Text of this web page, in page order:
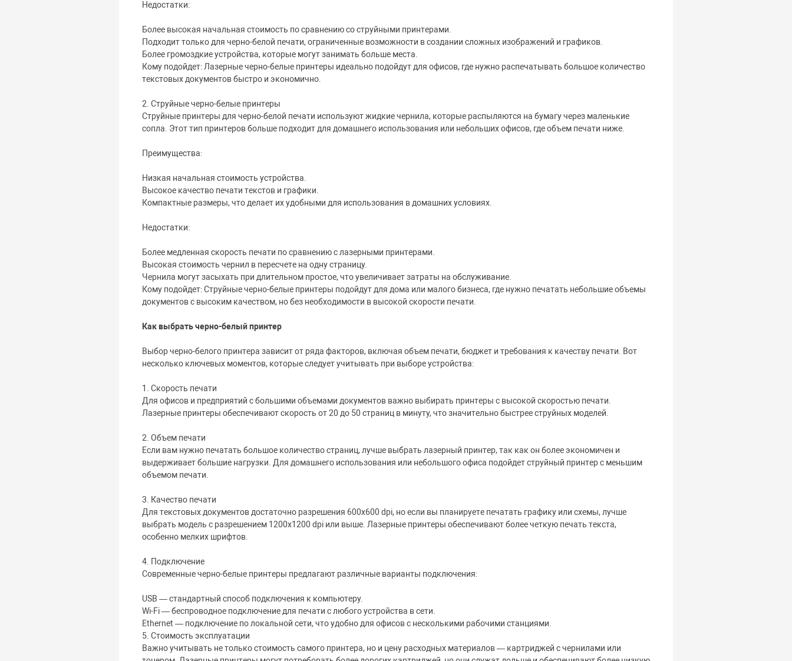
Недостатки:
Более высокая начальная стоимость по сравнению со струйными принтерами.
Подходит только для черно-белой печати, ограниченные возможности в создании сложных изображений и графиков.
Более громоздкие устройства, которые могут занимать больше места.
Кому подойдет: Лазерные черно-белые принтеры идеально подойдут для офисов, где нужно распечатывать большое количество
текстовых документов быстро и экономично.
2. Струйные черно-белые принтеры
Струйные принтеры для черно-белой печати используют жидкие чернила, которые распыляются на бумагу через маленькие
сопла. Этот тип принтеров больше подходит для домашнего использования или небольших офисов, где объем печати ниже.
Преимущества:
Низкая начальная стоимость устройства.
Высокое качество печати текстов и графики.
Компактные размеры, что делает их удобными для использования в домашних условиях.
Недостатки:
Более медленная скорость печати по сравнению с лазерными принтерами.
Высокая стоимость чернил в пересчете на одну страницу.
Чернила могут засыхать при длительном простое, что увеличивает затраты на обслуживание.
Кому подойдет: Струйные черно-белые принтеры подойдут для дома или малого бизнеса, где нужно печатать небольшие объемы
документов с высоким качеством, но без необходимости в высокой скорости печати.
Как выбрать черно-белый принтер
Выбор черно-белого принтера зависит от ряда факторов, включая объем печати, бюджет и требования к качеству печати. Вот
несколько ключевых моментов, которые следует учитывать при выборе устройства:
1. Скорость печати
Для офисов и предприятий с большими объемами документов важно выбирать принтеры с высокой скоростью печати.
Лазерные принтеры обеспечивают скорость от 20 до 50 страниц в минуту, что значительно быстрее струйных моделей.
2. Объем печати
Если вам нужно печатать большое количество страниц, лучше выбрать лазерный принтер, так как он более экономичен и
выдерживает большие нагрузки. Для домашнего использования или небольшого офиса подойдет струйный принтер с меньшим
объемом печати.
3. Качество печати
Для текстовых документов достаточно разрешения 600x600 dpi, но если вы планируете печатать графику или схемы, лучше
выбрать модель с разрешением 1200x1200 dpi или выше. Лазерные принтеры обеспечивают более четкую печать текста,
особенно мелких шрифтов.
4. Подключение
Современные черно-белые принтеры предлагают различные варианты подключения:
USB — стандартный способ подключения к компьютеру.
Wi-Fi — беспроводное подключение для печати с любого устройства в сети.
Ethernet — подключение по локальной сети, что удобно для офисов с несколькими рабочими станциями.
5. Стоимость эксплуатации
Важно учитывать не только стоимость самого принтера, но и цену расходных материалов — картриджей с чернилами или